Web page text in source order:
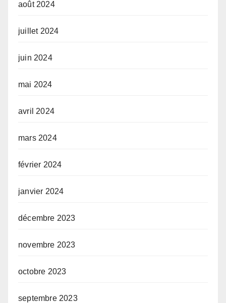
août 2024
juillet 2024
juin 2024
mai 2024
avril 2024
mars 2024
février 2024
janvier 2024
décembre 2023
novembre 2023
octobre 2023
septembre 2023